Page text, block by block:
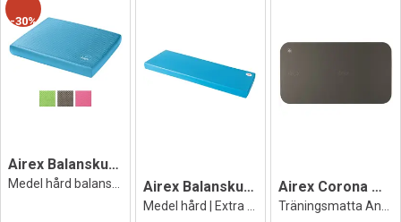
30%
Airex Balanskudde Elite
Airex Balanskudde XLarge Airex Corona matta 200x100x1,5 cm